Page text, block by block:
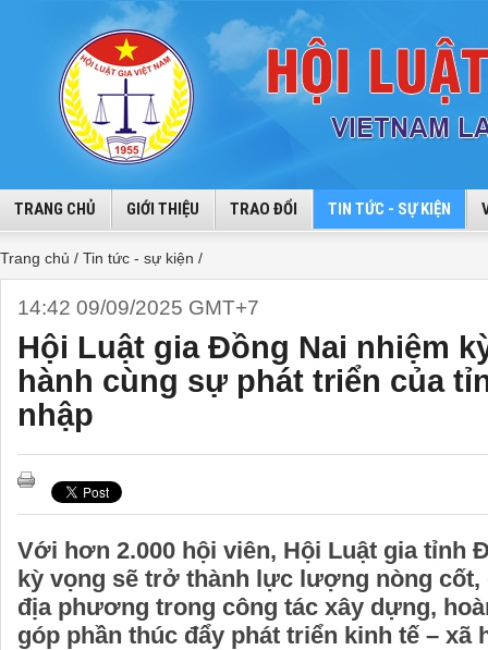
TRANG CHỦ GIỚI THIỆU TRAO ĐỔI TIN TỨC - SỰ KIỆN
Trang chủ / Tin tức - sự kiện /
14:42 09/09/2025 GMT+7
Hội Luật gia Đồng Nai nhiệm
hành cùng sự phát triển của
nhập
Với hơn 2.000 hội viên, Hội Luật gia tỉnh
kỳ vọng sẽ trở thành lực lượng nòng cốt,
địa phương trong công tác xây dựng,
góp phần thúc đẩy phát triển kinh tế – xã